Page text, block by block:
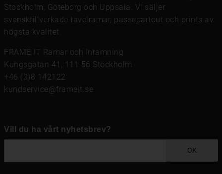
Stockholm, Göteborg och Uppsala. Vi säljer
svensktillverkade tavelramar, passepartout och prints av
högsta kvalitet.
FRAME IT Ramar och Inramning
Kungsgatan 41, 111 56 Stockholm
+46 (0)8 142122
kundservice@frameit.se
Vill du ha vårt nyhetsbrev?
OK